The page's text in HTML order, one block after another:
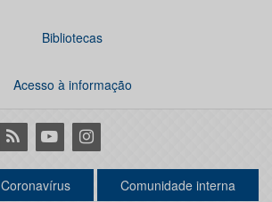
Bibliotecas
Acesso à informação
RSS YoutubeInstagram
Coronavírus Comunidade interna